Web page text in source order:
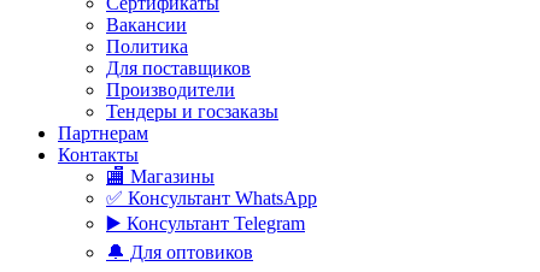
Вакансии
Политика
Для поставщиков
Производители
Тендеры и госзаказы
Партнерам
Контакты
🏬 Магазины
✅️ Консультант WhatsApp
▶️ Консультант Telegram
🔔 Для оптовиков